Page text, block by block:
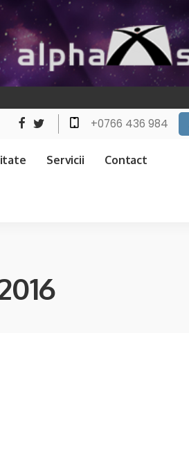
+0766 436 984
Servicii Contact